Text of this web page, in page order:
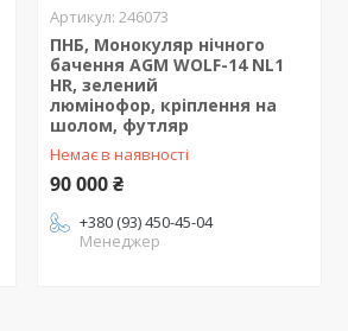
246073
ПНБ, Монокуляр нічного
бачення AGM WOLF-14 NL1
HR, зелений
люмінофор, кріплення на
шолом, футляр
Немає в наявності
90 000 ₴
+380 (93) 450-45-04
Менеджер